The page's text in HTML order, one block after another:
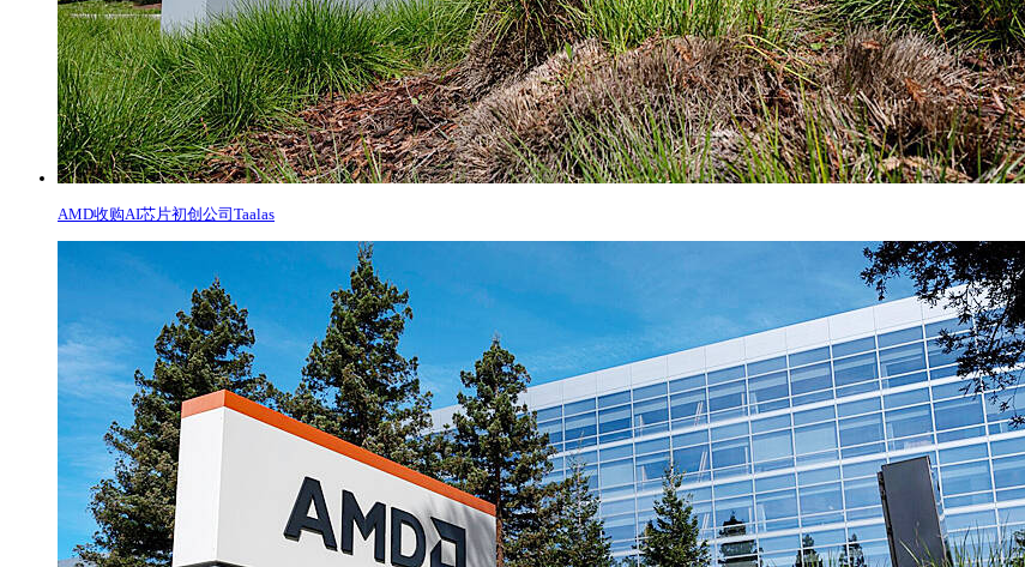
AMD收购AI芯片初创公司Taalas